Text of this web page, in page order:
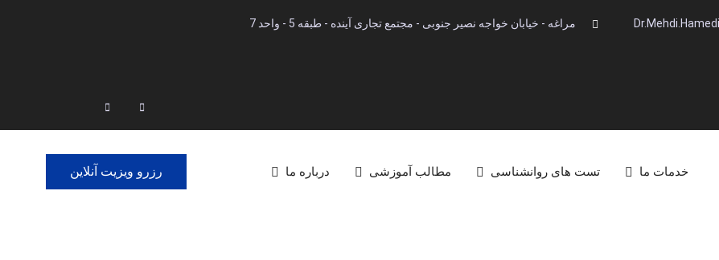
مراغه - خیابان خواجه نصیر جنوبی - مجتمع تجاری آینده - طبقه 5 - واحد 7
Instagram
خدمات ما تست های روانشناسی مطالب آموزشی درباره ما رزرو ویزیت آنلاین